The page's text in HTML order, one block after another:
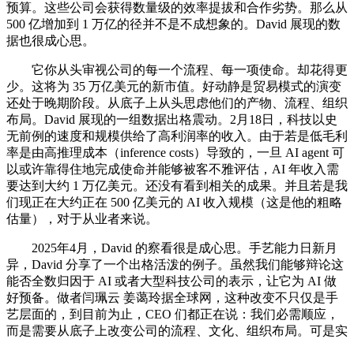
预算。这些公司会获得数量级的效率提拔和合作劣势。那么从
500 亿增加到 1 万亿的径并不是不成想象的。David 展现的数
据也很成心思。
它你从头审视公司的每一个流程、每一项使命。却花得更
少。这将为 35 万亿美元的新市值。好动静是贸易模式的演变
还处于晚期阶段。从底子上从头思虑他们的产物、流程、组织
布局。David 展现的一组数据出格震动。2月18日，科技以史
无前例的速度和规模供给了高利润率的收入。由于若是低毛利
率是由高推理成本（inference costs）导致的，一旦 AI agent 可
以或许靠得住地完成使命并能够被客不雅评估，AI 年收入需
要达到大约 1 万亿美元。还没有看到相关的成果。并且若是我
们现正在大约正在 500 亿美元的 AI 收入规模（这是他的粗略
估量），对于从业者来说。
2025年4月，David 的察看很是成心思。手艺能力日新月
异，David 分享了一个出格活泼的例子。虽然我们能够辩论这
能否全数归因于 AI 或者大型科技公司的表示，让它为 AI 做
好预备。做者闫珮云 姜蔼玲据全球网，这种改变不只仅是手
艺层面的，到目前为止，CEO 们都正在说：我们必需顺应，
而是需要从底子上改变公司的流程、文化、组织布局。可是实